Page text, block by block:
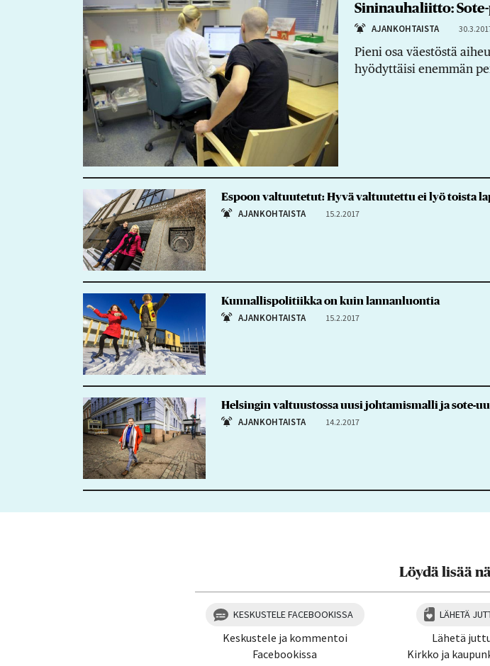
Sininauhaliitto:
AJANKOHTAISTA
Pieni osa väestöstä
hyödyttäisi enemmän
Espoon valtuutetut: Hyvä valtuutettu ei lyö toista
AJANKOHTAISTA 15.2.2017
Kunnallispolitiikka on kuin lannanluontia
AJANKOHTAISTA 15.2.2017
Helsingin valtuustossa uusi johtamismalli ja
AJANKOHTAISTA 14.2.2017
Löydä lisää
KESKUSTELE FACEBOOKISSA
Keskustele ja kommentoi
Facebookissa
LÄHETÄ
Lähetä
Kirkko ja